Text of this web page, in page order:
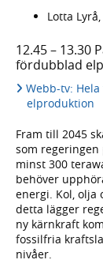
Lotta
12.45 – 13.30
fördubblad
Webb-tv:
elproduktion
Fram till 2045
som
minst 300
behöver
energi. Kol, olja
detta lägger
ny kärnkraft
fossilfria
nivåer.